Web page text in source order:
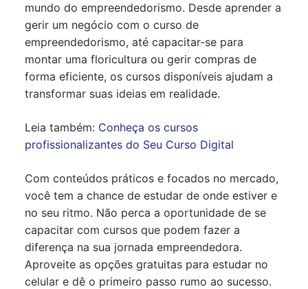
mundo do empreendedorismo. Desde aprender a
gerir um negócio com o curso de
empreendedorismo, até capacitar-se para
montar uma floricultura ou gerir compras de
forma eficiente, os cursos disponíveis ajudam a
transformar suas ideias em realidade.
Leia também: Conheça os cursos
profissionalizantes do Seu Curso Digital
Com conteúdos práticos e focados no mercado,
você tem a chance de estudar de onde estiver e
no seu ritmo. Não perca a oportunidade de se
capacitar com cursos que podem fazer a
diferença na sua jornada empreendedora.
Aproveite as opções gratuitas para estudar no
celular e dê o primeiro passo rumo ao sucesso.